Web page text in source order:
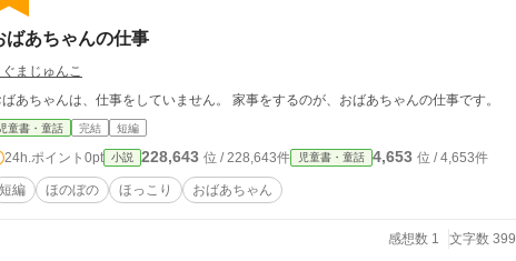
ばあちゃんの仕事
まじゅんこ
あちゃんは、仕事をしていません。 家事をするのが、おばあちゃんの仕事です。
童書・童話 完結 短編
24h.ポイント 0pt 小説 228,643 位 / 228,643件 児童書・童話 4,653 位 / 4,653件
短編 ほのぼの ほっこり おばあちゃん
感想数 1 文字数 399